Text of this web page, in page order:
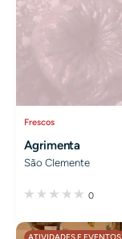
Frescos
Agrimenta
São Clemente
0
ATIVIDADES E EVENTOS